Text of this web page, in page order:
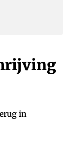
in